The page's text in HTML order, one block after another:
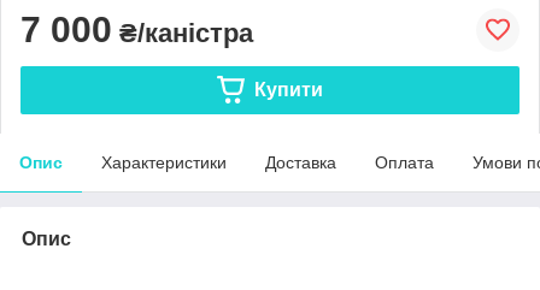
7 000 ₴/каністра
Купити
Опис Характеристики Доставка Оплата Умови
Опис